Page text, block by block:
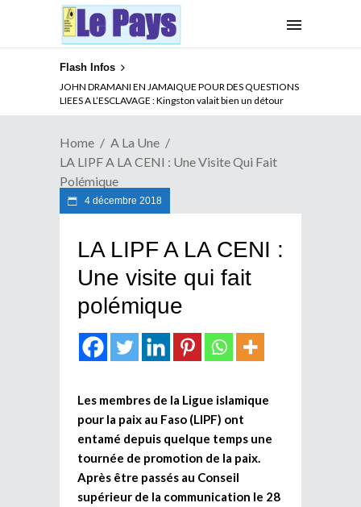
Flash Infos
JOHN DRAMANI EN JAMAIQUE POUR DES QUESTIONS
LIEES A L’ESCLAVAGE : Kingston valait bien un détour
ABSENCE PROLONGEE DE PAUL BIYA DU CAMEROUN :
Qui pilote le Cameroun ?
Home
A La Une
LA LIPF A LA CENI : Une Visite Qui Fait
Polémique
4 décembre 2018
LA LIPF A LA CENI :
Une visite qui fait
polémique
Les membres de la Ligue islamique
pour la paix au Faso (LIPF) ont
entamé depuis quelque temps une
tournée de promotion de la paix.
Après être passés au Conseil
supérieur de la communication le 28